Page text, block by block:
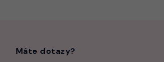
Máte dotazy?